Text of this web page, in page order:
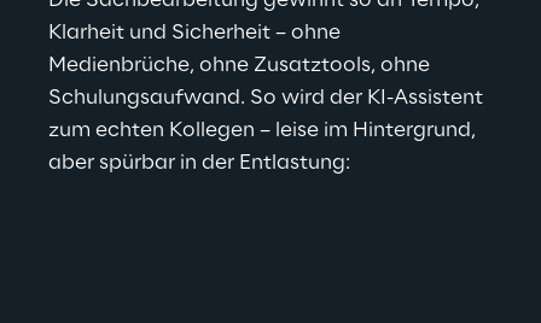
Klarheit und Sicherheit – ohne
Medienbrüche, ohne Zusatztools, ohne
Schulungsaufwand. So wird der KI-Assistent
zum echten Kollegen – leise im Hintergrund,
aber spürbar in der Entlastung: